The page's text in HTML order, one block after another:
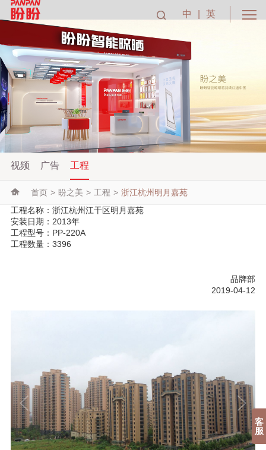
中 英
客
服
视频 广告 工程
首页 > 盼之美 > 工程 > 浙江杭州明月嘉苑
工程名称：浙江杭州江干区明月嘉苑
安装日期：2013年
工程型号：PP-220A
工程数量：3396
品牌部
2019-04-12